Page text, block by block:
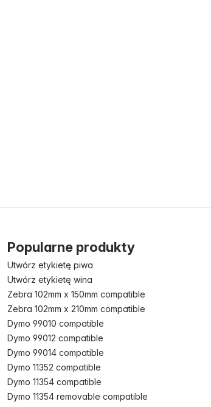
Popularne produkty
Utwórz etykietę piwa
Utwórz etykietę wina
Zebra 102mm x 150mm compatible
Zebra 102mm x 210mm compatible
Dymo 99010 compatible
Dymo 99012 compatible
Dymo 99014 compatible
Dymo 11352 compatible
Dymo 11354 compatible
Dymo 11354 removable compatible